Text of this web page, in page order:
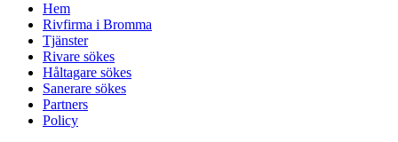
Hem
Rivfirma i Bromma
Tjänster
Rivare sökes
Håltagare sökes
Sanerare sökes
Partners
Policy